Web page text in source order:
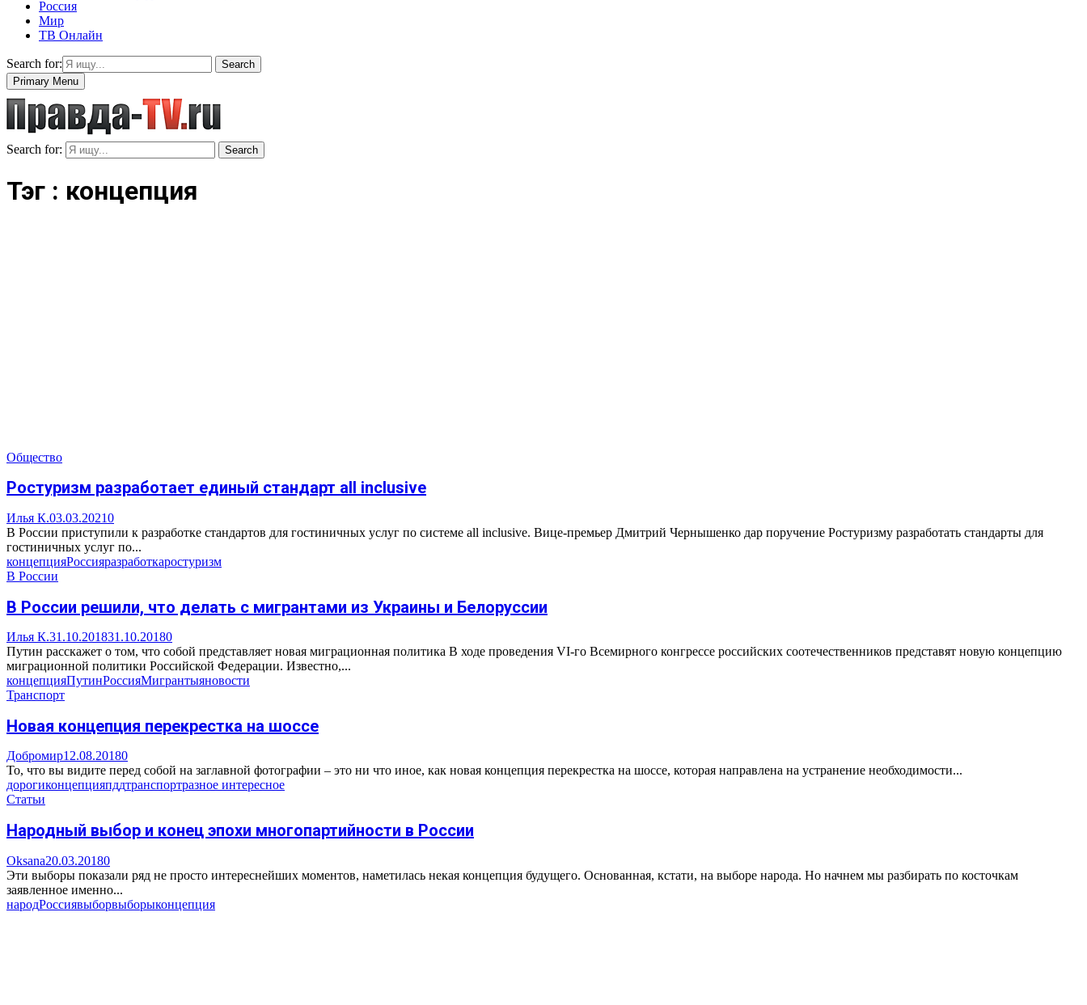
Россия
Мир
ТВ Онлайн
Search for:
Search
Primary Menu
Search for: Search
Тэг : концепция
Общество
Ростуризм разработает единый стандарт all inclusive
Илья К.03.03.20210
В России приступили к разработке стандартов для гостиничных услуг по системе all inclusive. Вице-премьер Дмитрий Чернышенко дар поручение Ростуризму разработать стандарты для
гостиничных услуг по...
концепцияРоссияразработкаростуризм
В России
В России решили, что делать с мигрантами из Украины и Белоруссии
Илья К.31.10.201831.10.20180
Путин расскажет о том, что собой представляет новая миграционная политика В ходе проведения VI-го Всемирного конгрессе российских соотечественников представят новую концепцию
миграционной политики Российской Федерации. Известно,...
концепцияПутинРоссияМигрантыяновости
Транспорт
Новая концепция перекрестка на шоссе
Добромир12.08.20180
То, что вы видите перед собой на заглавной фотографии – это ни что иное, как новая концепция перекрестка на шоссе, которая направлена на устранение необходимости...
дорогиконцепцияпддтранспортразное интересное
Статьи
Народный выбор и конец эпохи многопартийности в России
Oksana20.03.20180
Эти выборы показали ряд не просто интереснейших моментов, наметилась некая концепция будущего. Основанная, кстати, на выборе народа. Но начнем мы разбирать по косточкам
заявленное именно...
народРоссиявыборвыборыконцепция